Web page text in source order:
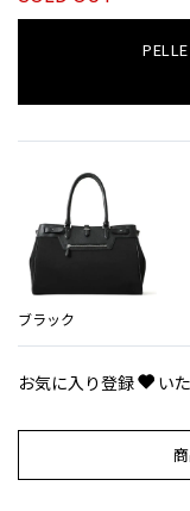
ブラック
お気に入り登録 い